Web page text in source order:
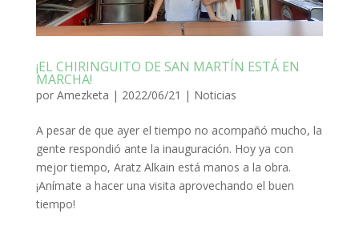
¡EL CHIRINGUITO DE SAN MARTÍN ESTÁ EN
MARCHA!
por Amezketa | 2022/06/21 | Noticias
A pesar de que ayer el tiempo no acompañó mucho, la
gente respondió ante la inauguración. Hoy ya con
mejor tiempo, Aratz Alkain está manos a la obra.
¡Anímate a hacer una visita aprovechando el buen
tiempo!